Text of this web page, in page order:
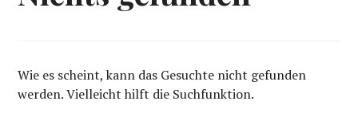
Wie es scheint, kann das Gesuchte nicht gefunden
werden. Vielleicht hilft die Suchfunktion.